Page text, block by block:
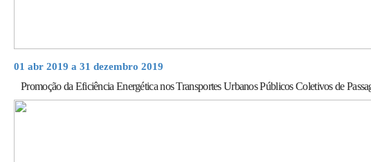
01 abr 2019 a 31 dezembro 2019
Promoção da Eficiência Energética nos Transportes Urbanos Públicos Coletivos de